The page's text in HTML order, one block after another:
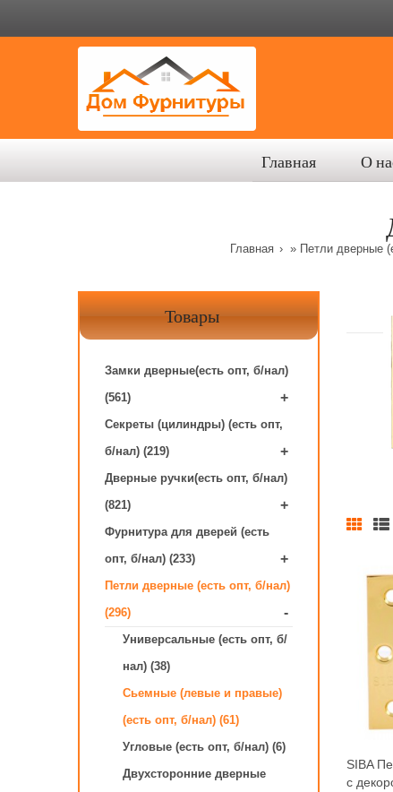
Главная О
Главная » Петли дверные
Товары
Замки дверные(есть опт, б/нал)
(561)
+
Секреты (цилиндры) (есть опт,
б/нал) (219)
+
Дверные ручки(есть опт, б/нал)
(821)
+
Фурнитура для дверей (есть
опт, б/нал) (233)
+
Петли дверные (есть опт, б/нал)
(296)
-
Универсальные (есть опт, б/
нал) (38)
Сьемные (левые и правые)
(есть опт, б/нал) (61)
Угловые (есть опт, б/нал) (6)
Двухсторонние дверные
SIBA
с